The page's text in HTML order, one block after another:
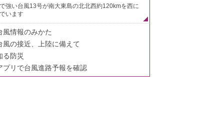
強い台風13号が南大東島の北北西約120kmを西に
います
風情報のみかた
風の接近、上陸に備えて
る防災
プリで台風進路予報を確認